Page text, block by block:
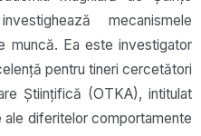
mecanismele
muncă. Ea este investigator
pentru tineri cercetători
Științifică (OTKA), intitulat
ale diferitelor comportamente